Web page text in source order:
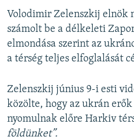
Volodimir Zelenszkij elnök
számolt be a délkeleti
elmondása szerint az
a térség teljes elfoglalását
Zelenszkij június 9-i esti
közölte, hogy az ukrán
nyomulnak előre Harkiv
földünket”.